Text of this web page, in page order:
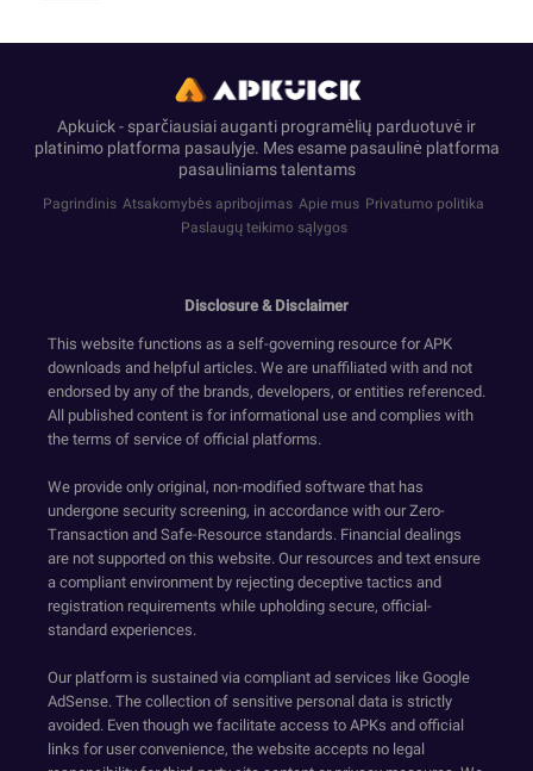
Apkuick - sparčiausiai auganti programėlių parduotuvė ir
platinimo platforma pasaulyje. Mes esame pasaulinė platforma
pasauliniams talentams
Pagrindinis Atsakomybės apribojimas Apie mus Privatumo politika
Paslaugų teikimo sąlygos
Disclosure & Disclaimer
This website functions as a self-governing resource for APK
downloads and helpful articles. We are unaffiliated with and not
endorsed by any of the brands, developers, or entities referenced.
All published content is for informational use and complies with
the terms of service of official platforms.
We provide only original, non-modified software that has
undergone security screening, in accordance with our Zero-
Transaction and Safe-Resource standards. Financial dealings
are not supported on this website. Our resources and text ensure
a compliant environment by rejecting deceptive tactics and
registration requirements while upholding secure, official-
standard experiences.
Our platform is sustained via compliant ad services like Google
AdSense. The collection of sensitive personal data is strictly
avoided. Even though we facilitate access to APKs and official
links for user convenience, the website accepts no legal